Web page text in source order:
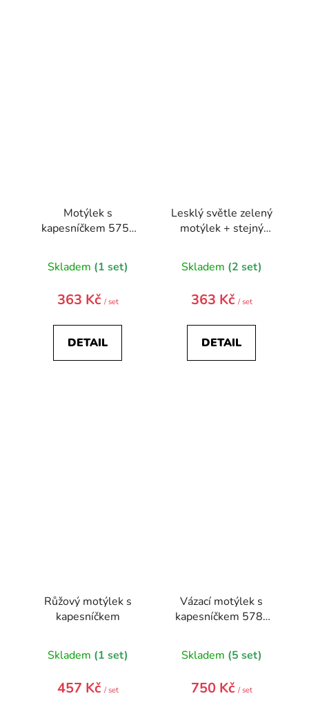
Motýlek s
kapesníčkem 575-
Skladem (1 set)
363 Kč / set
DETAIL
Lesklý světle zelený
motýlek + stejný
Skladem (2 set)
363 Kč / set
DETAIL
Růžový motýlek s
kapesníčkem
Skladem (1 set)
457 Kč / set
Vázací motýlek s
kapesníčkem 578-
Skladem (5 set)
750 Kč / set